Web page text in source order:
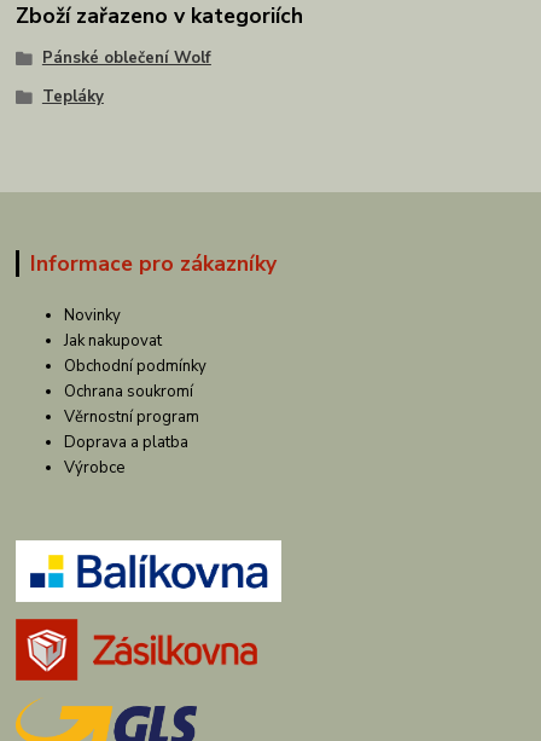
Zboží zařazeno v kategoriích
Pánské oblečení Wolf
Tepláky
Informace pro zákazníky
Novinky
Jak nakupovat
Obchodní podmínky
Ochrana soukromí
Věrnostní program
Doprava a platba
Výrobce